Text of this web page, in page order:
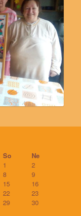
So
Ne
1
2
8
9
15
16
22
23
29
30